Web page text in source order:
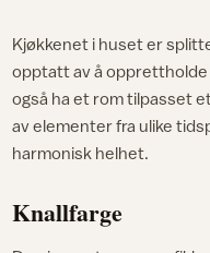
Kjøkkenet i huset er
opptatt av å opprettholde
også ha et rom tilpasset
av elementer fra ulike
harmonisk helhet.
Knallfarge